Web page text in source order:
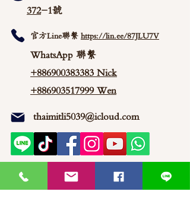
372-1號
官方Line聯繫 https://lin.ee/87JLU7V
WhatsApp 聯繫
+886900383383 Nick
+886903517999 Wen
thaimitli5039@icloud.com